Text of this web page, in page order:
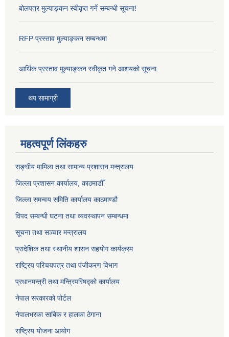
बोलपत्र मुल्याङ्कन स्वीकृत गर्ने सम्बन्धी सूचना!
RFP प्रस्ताव मुल्याङ्कन सम्बन्धमा
आर्थिक प्रस्ताव मूल्याङ्कन स्वीकृत गने आशयको सूचना
थप सामाग्री
महत्वपूर्ण लिंकहरु
सङ्‍घीय मामिला तथा सामान्य प्रशासन मन्त्रालय
जिल्ला प्रशासन कार्यालय, काठमाडौँ
जिल्ला समन्वय समिति कार्यालय काठमाण्ड‌ौ
विपद सम्बन्धी घटना तथा व्यवस्थापन सम्बन्धमा
सूचना तथा सञ्चार मन्त्रालय
प्रादेशिक तथा स्थानीय शासन सहयोग कार्यक्रम
राष्ट्रिय परिचयपत्र तथा पंजीकरण विभाग
प्रधानमन्त्री तथा मन्त्रिपरिषद्को कार्यालय
नेपाल सरकारको पोर्टल
नेपालभरका साबिक र हालका ठेगाना
राष्ट्रिय योजना आयोग